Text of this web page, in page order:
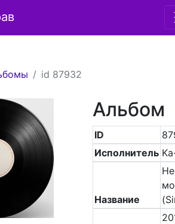
id 87932
Альбом
ID
Исполнитель
Название
Не